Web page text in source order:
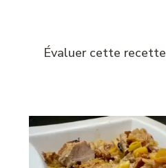
Évaluer cette recette